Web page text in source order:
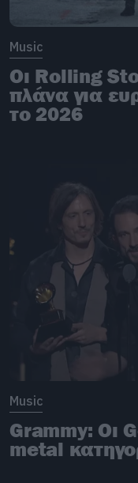
Music
Οι Rolling
πλάνα για
το 2026
Music
Grammy: Οι
metal